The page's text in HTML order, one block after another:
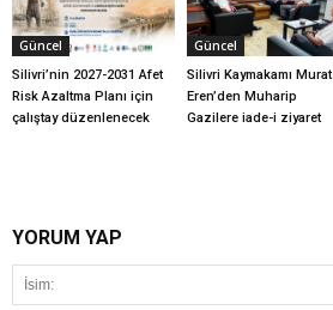
Güncel
Silivri’nin 2027-2031 Afet
Risk Azaltma Planı için
çalıştay düzenlenecek
Güncel
Silivri Kaymakamı Murat
Eren’den Muharip
Gazilere iade-i ziyaret
YORUM YAP